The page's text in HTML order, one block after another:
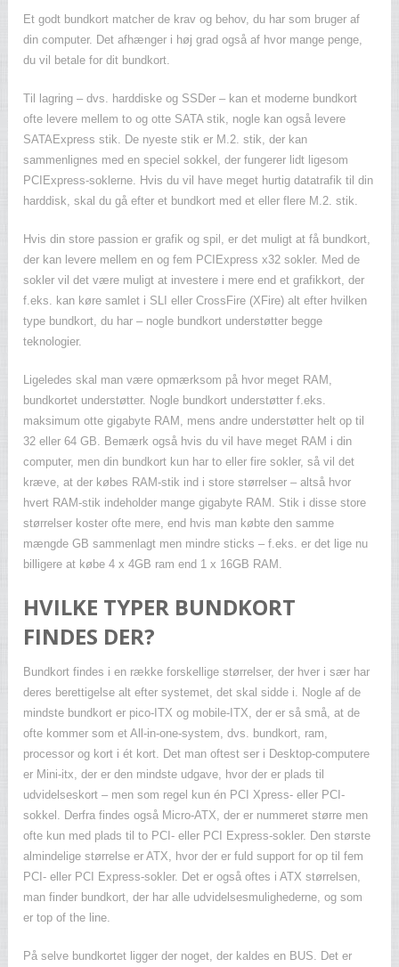
Et godt bundkort matcher de krav og behov, du har som bruger af
din computer. Det afhænger i høj grad også af hvor mange penge,
du vil betale for dit bundkort.
Til lagring – dvs. harddiske og SSDer – kan et moderne bundkort
ofte levere mellem to og otte SATA stik, nogle kan også levere
SATAExpress stik. De nyeste stik er M.2. stik, der kan
sammenlignes med en speciel sokkel, der fungerer lidt ligesom
PCIExpress-soklerne. Hvis du vil have meget hurtig datatrafik til din
harddisk, skal du gå efter et bundkort med et eller flere M.2. stik.
Hvis din store passion er grafik og spil, er det muligt at få bundkort,
der kan levere mellem en og fem PCIExpress x32 sokler. Med de
sokler vil det være muligt at investere i mere end et grafikkort, der
f.eks. kan køre samlet i SLI eller CrossFire (XFire) alt efter hvilken
type bundkort, du har – nogle bundkort understøtter begge
teknologier.
Ligeledes skal man være opmærksom på hvor meget RAM,
bundkortet understøtter. Nogle bundkort understøtter f.eks.
maksimum otte gigabyte RAM, mens andre understøtter helt op til
32 eller 64 GB. Bemærk også hvis du vil have meget RAM i din
computer, men din bundkort kun har to eller fire sokler, så vil det
kræve, at der købes RAM-stik ind i store størrelser – altså hvor
hvert RAM-stik indeholder mange gigabyte RAM. Stik i disse store
størrelser koster ofte mere, end hvis man købte den samme
mængde GB sammenlagt men mindre sticks – f.eks. er det lige nu
billigere at købe 4 x 4GB ram end 1 x 16GB RAM.
HVILKE TYPER BUNDKORT
FINDES DER?
Bundkort findes i en række forskellige størrelser, der hver i sær har
deres berettigelse alt efter systemet, det skal sidde i. Nogle af de
mindste bundkort er pico-ITX og mobile-ITX, der er så små, at de
ofte kommer som et All-in-one-system, dvs. bundkort, ram,
processor og kort i ét kort. Det man oftest ser i Desktop-computere
er Mini-itx, der er den mindste udgave, hvor der er plads til
udvidelseskort – men som regel kun én PCI Xpress- eller PCI-
sokkel. Derfra findes også Micro-ATX, der er nummeret større men
ofte kun med plads til to PCI- eller PCI Express-sokler. Den største
almindelige størrelse er ATX, hvor der er fuld support for op til fem
PCI- eller PCI Express-sokler. Det er også oftes i ATX størrelsen,
man finder bundkort, der har alle udvidelsesmulighederne, og som
er top of the line.
På selve bundkortet ligger der noget, der kaldes en BUS. Det er